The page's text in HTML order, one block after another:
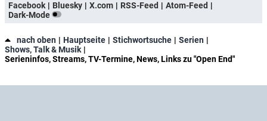
Facebook
Bluesky X.com RSS-Feed
Atom-Feed
Dark-Mode
nach oben Hauptseite Stichwortsuche
Serien
Shows, Talk & Musik
Serieninfos, Streams, TV-Termine, News, Links zu "Open End"